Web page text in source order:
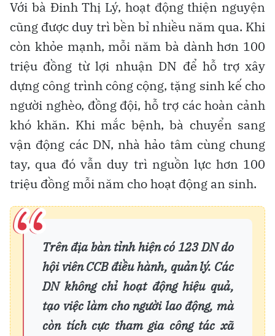
Với bà Đinh Thị Lý, hoạt động thiện nguyện
cũng được duy trì bền bỉ nhiều năm qua. Khi
còn khỏe mạnh, mỗi năm bà dành hơn 100
triệu đồng từ lợi nhuận DN để hỗ trợ xây
dựng công trình công cộng, tặng sinh kế cho
người nghèo, đồng đội, hỗ trợ các hoàn cảnh
khó khăn. Khi mắc bệnh, bà chuyển sang
vận động các DN, nhà hảo tâm cùng chung
tay, qua đó vẫn duy trì nguồn lực hơn 100
triệu đồng mỗi năm cho hoạt động an sinh.
Trên địa bàn tỉnh hiện có 123 DN do
hội viên CCB điều hành, quản lý. Các
DN không chỉ hoạt động hiệu quả,
tạo việc làm cho người lao động, mà
còn tích cực tham gia công tác xã